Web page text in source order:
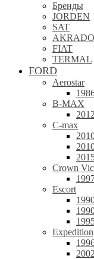
Бренды
JORDEN
SAT
AKRADO
FIAT
TERMAL
FORD
Aerostar
B-MAX
C-max
Crown
Escort
Expedition